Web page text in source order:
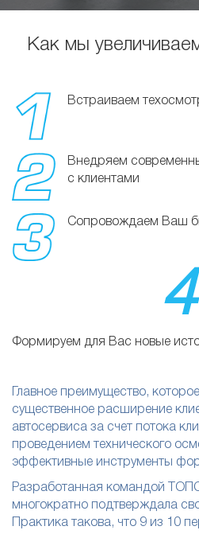
Как мы
Встраиваем
Внедряем
с клиентами
Сопровождаем Ваш
4
Формируем для Вас новые
Главное преимущество,
существенное расширение
автосервиса за счет потока
проведением технического
эффективные инструменты
Разработанная командой
многократно подтверждала
Практика такова, что 9 из 10